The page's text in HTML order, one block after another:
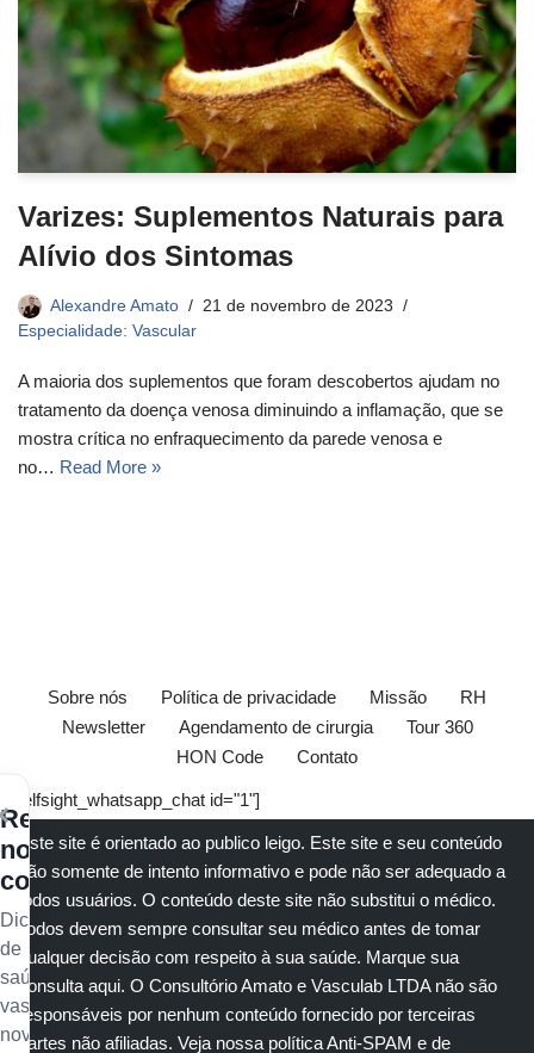
Varizes: Suplementos Naturais para
Alívio dos Sintomas
Alexandre Amato
21 de novembro de 2023
Especialidade: Vascular
A maioria dos suplementos que foram descobertos ajudam no
tratamento da doença venosa diminuindo a inflamação, que se
mostra crítica no enfraquecimento da parede venosa e
no… Read More »
Sobre nós Política de privacidade Missão
RH
Newsletter
Agendamento de cirurgia
Tour 360
HON Code
Contato
[elfsight_whatsapp_chat id="1"]
Este site é orientado ao publico leigo. Este site e seu conteúdo
são somente de intento informativo e pode não ser adequado a
todos usuários. O conteúdo deste site não substitui o médico.
Todos devem sempre consultar seu médico antes de tomar
qualquer decisão com respeito à sua saúde. Marque sua
consulta aqui. O Consultório Amato e Vasculab LTDA não são
responsáveis por nenhum conteúdo fornecido por terceiras
partes não afiliadas. Veja nossa política Anti-SPAM e de
Receba
nossos
conteúdos
Dicas
de
saúde
vascular,
novidades